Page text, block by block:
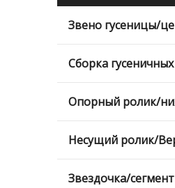
Звездочка/сегмент